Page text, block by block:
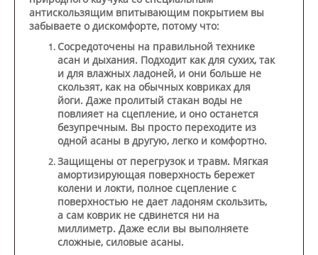
антискользящим впитывающим покрытием вы
забываете о дискомфорте, потому что:
Сосредоточены на правильной технике
асан и дыхания. Подходит как для сухих, так
и для влажных ладоней, и они больше не
скользят, как на обычных ковриках для
йоги. Даже пролитый стакан воды не
повлияет на сцепление, и оно останется
безупречным. Вы просто переходите из
одной асаны в другую, легко и комфортно.
Защищены от перегрузок и травм. Мягкая
амортизирующая поверхность бережет
колени и локти, полное сцепление с
поверхностью не дает ладоням скользить,
а сам коврик не сдвинется ни на
миллиметр. Даже если вы выполняете
сложные, силовые асаны.